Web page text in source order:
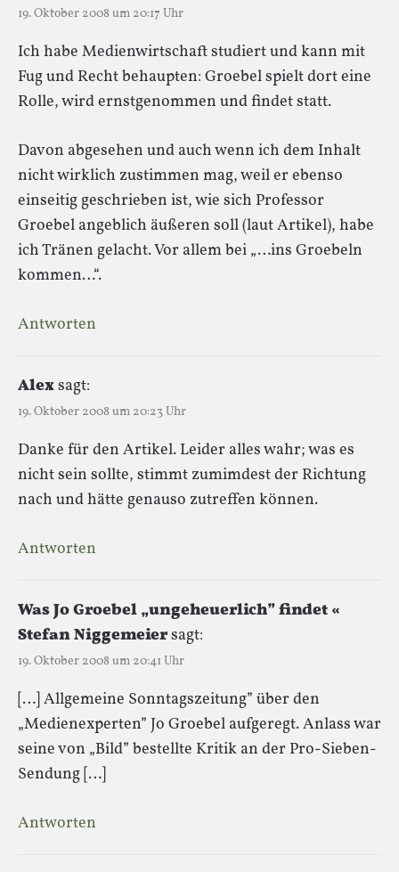
19. Oktober 2008 um 20:17 Uhr
Ich habe Medienwirtschaft studiert und kann mit
Fug und Recht behaupten: Groebel spielt dort eine
Rolle, wird ernstgenommen und findet statt.
Davon abgesehen und auch wenn ich dem Inhalt
nicht wirklich zustimmen mag, weil er ebenso
einseitig geschrieben ist, wie sich Professor
Groebel angeblich äußeren soll (laut Artikel), habe
ich Tränen gelacht. Vor allem bei „…ins Groebeln
kommen…“.
Antworten
Alexsagt:
19. Oktober 2008 um 20:23 Uhr
Danke für den Artikel. Leider alles wahr; was es
nicht sein sollte, stimmt zumimdest der Richtung
nach und hätte genauso zutreffen können.
Antworten
Was Jo Groebel „ungeheuerlich” findet «
Stefan Niggemeiersagt:
19. Oktober 2008 um 20:41 Uhr
[…] Allgemeine Sonntagszeitung” über den
„Medienexperten” Jo Groebel aufgeregt. Anlass war
seine von „Bild” bestellte Kritik an der Pro-Sieben-
Sendung […]
Antworten